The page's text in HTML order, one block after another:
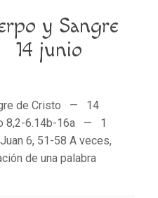
y Sangre
junio
de Cristo — 14
8,2-6.14b-16a — 1
6, 51-58 A veces,
de una palabra